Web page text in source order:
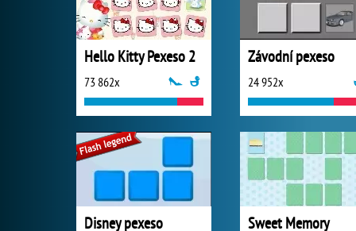
Hello Kitty Pexeso 2
73 862x
Závodní pexeso
24 952x
Disney pexeso Sweet Memory